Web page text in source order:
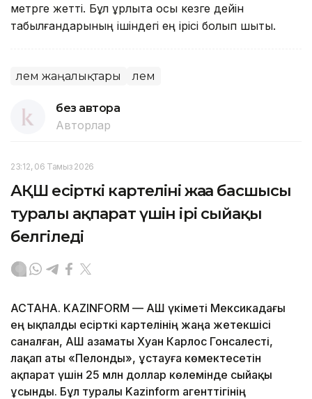
метрге жетті. Бұл құрлықта осы кезге дейін
табылғандарының ішіндегі ең ірісі болып шықты.
Әлем жаңалықтары Әлем
без автора
Авторлар
23:12, 06 Тамыз 2026
АҚШ есірткі картелінің жаңа басшысы
туралы ақпарат үшін ірі сыйақы
белгіледі
АСТАНА. KAZINFORM — АҚШ үкіметі Мексикадағы
ең ықпалды есірткі картелінің жаңа жетекшісі
саналған, АҚШ азаматы Хуан Карлос Гонсалесті,
лақап аты «Пелонды», ұстауға көмектесетін
ақпарат үшін 25 млн доллар көлемінде сыйақы
ұсынды. Бұл туралы Kazinform агенттігінің